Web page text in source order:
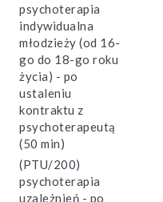
psychoterapia
indywidualna
młodzieży (od 16-
go do 18-go roku
życia) - po
ustaleniu
kontraktu z
psychoterapeutą
(50 min)
(PTU/200)
psychoterapia
uzależnień - po